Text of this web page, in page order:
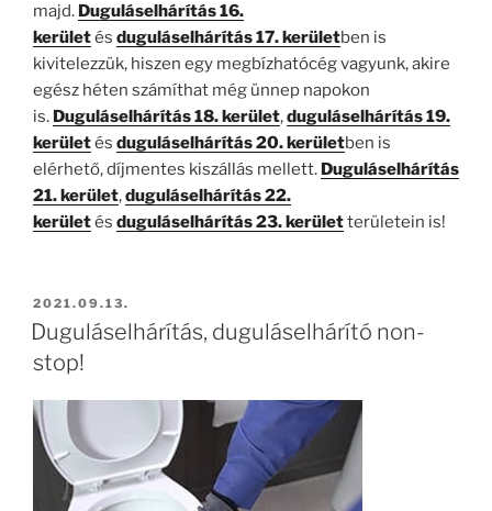
majd. Duguláselhárítás 16.
kerületés duguláselhárítás 17. kerületben is
kivitelezzük, hiszen egy megbízhatócég vagyunk, akire
egész héten számíthat még ünnep napokon
is. Duguláselhárítás 18. kerület,duguláselhárítás 19.
kerületés duguláselhárítás 20. kerületben is
elérhető, díjmentes kiszállás mellett. Duguláselhárítás
21. kerület,duguláselhárítás 22.
kerületés duguláselhárítás 23. kerületterületein is!
BEKÜLDVE:
2021.09.13.
Duguláselhárítás, duguláselhárító non-
stop!